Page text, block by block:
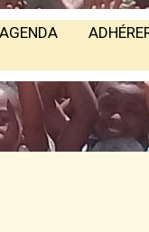
AGENDA